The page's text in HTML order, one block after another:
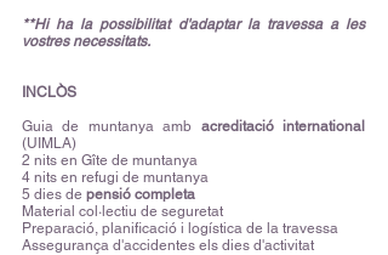
**Hi ha la possibilitat d'adaptar la travessa a les
vostres necessitats.
INCLÒS
Guia de muntanya amb acreditació international
(UIMLA)
2 nits en Gîte de muntanya
4 nits en refugi de muntanya
5 dies de pensió completa
Material col·lectiu de seguretat
Preparació, planificació i logística de la travessa
Assegurança d'accidentes els dies d'activitat